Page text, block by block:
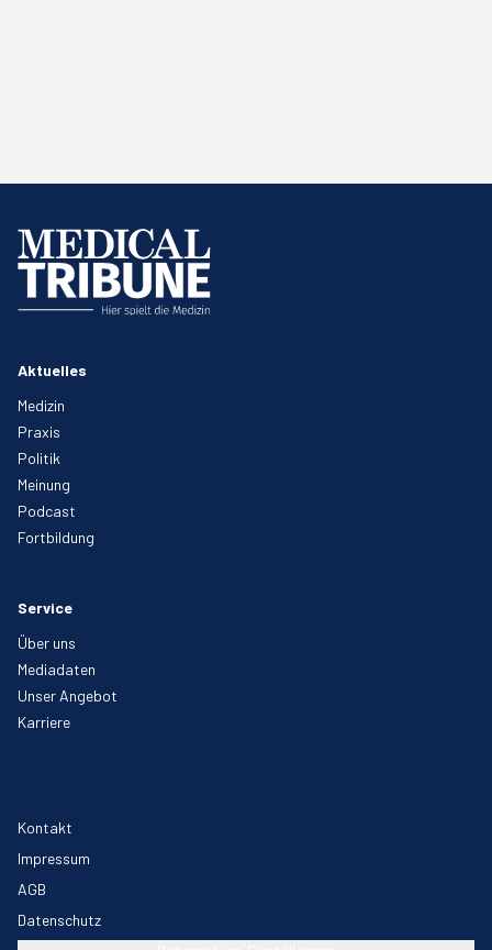
Aktuelles
Medizin
Praxis
Politik
Meinung
Podcast
Fortbildung
Service
Über uns
Mediadaten
Unser Angebot
Karriere
Kontakt
Impressum
AGB
Datenschutz